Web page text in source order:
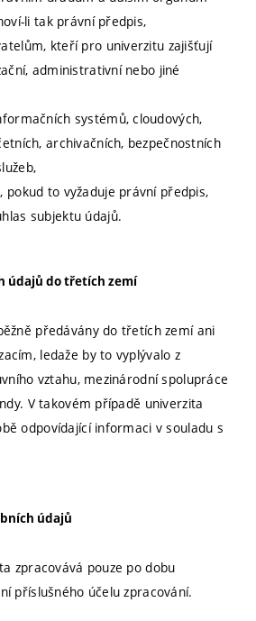
li tak právní předpis,
kteří pro univerzitu zajišťují
administrativní nebo jiné
systémů, cloudových,
archivačních, bezpečnostních
pokud to vyžaduje právní předpis,
subjektu údajů.
údajů do třetích zemí
předávány do třetích zemí ani
ledaže by to vyplývalo z
vztahu, mezinárodní spolupráce
V takovém případě univerzita
odpovídající informaci v souladu s
údajů
zpracovává pouze po dobu
příslušného účelu zpracování.